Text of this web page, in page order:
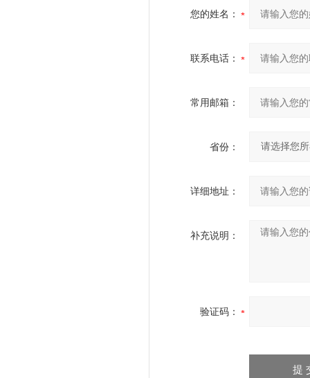
您的姓名：
联系电话：
常用邮箱：
省份：
详细地址：
补充说明：
验证码：